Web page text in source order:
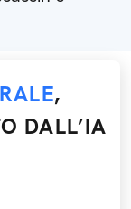
,
DALL’IA